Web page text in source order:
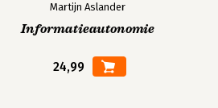
Martijn Aslander
Informatieautonomie
24,99